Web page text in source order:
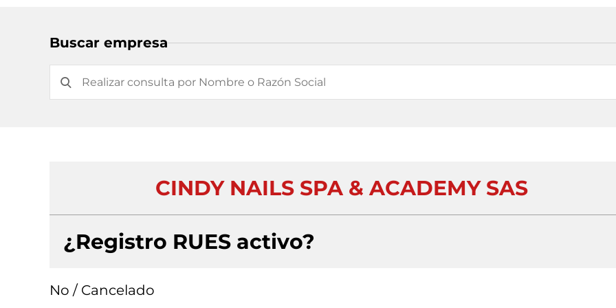
Buscar empresa
CINDY NAILS SPA & ACADEMY SAS
¿Registro RUES activo?
No / Cancelado